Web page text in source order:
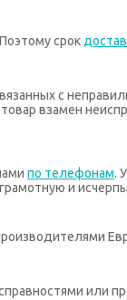
срок
с
взамен
по телефонам.
и
или